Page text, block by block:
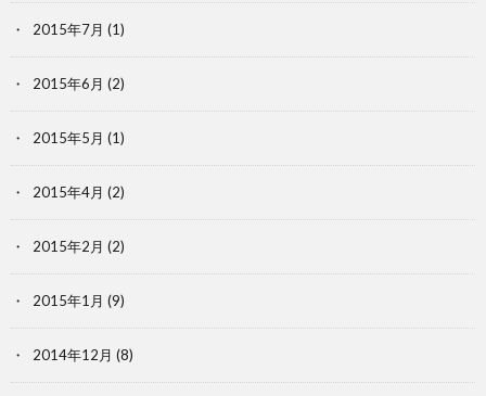
2015年7月 (1)
2015年6月 (2)
2015年5月 (1)
2015年4月 (2)
2015年2月 (2)
2015年1月 (9)
2014年12月 (8)